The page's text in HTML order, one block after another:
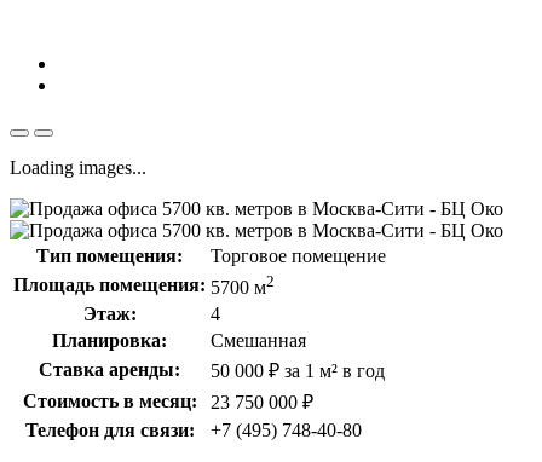
Loading images...
Тип помещения:
Торговое помещение
Площадь помещения: 5700 м2
Этаж:
4
Планировка:
Смешанная
Ставка аренды:
50 000 ₽ за 1 м² в год
Стоимость в месяц:
23 750 000 ₽
Телефон для связи:
+7 (495) 748-40-80